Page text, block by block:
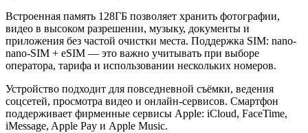
Встроенная память 128ГБ позволяет хранить фотографии,
видео в высоком разрешении, музыку, документы и
приложения без частой очистки места. Поддержка SIM: nano-
nano-SIM + eSIM — это важно учитывать при выборе
оператора, тарифа и использовании нескольких номеров.
Устройство подходит для повседневной съёмки, ведения
соцсетей, просмотра видео и онлайн-сервисов. Смартфон
поддерживает фирменные сервисы Apple: iCloud, FaceTime,
iMessage, Apple Pay и Apple Music.